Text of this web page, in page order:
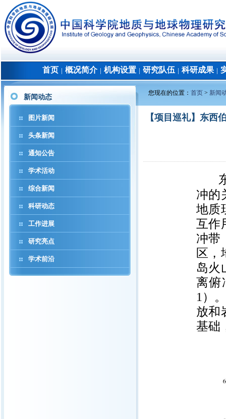
首页 概况简介│ 机构设置 研究队伍 科研成果│
新闻动态
图片新闻
头条新闻
通知公告
学术活动
综合新闻
科研动态
工作进展
研究亮点
学术前沿
您现在的位置： 首页 > 新闻
【项目巡礼】东
冲的
地质
互作
冲带
区，
岛火
离俯
1）
放和
基础